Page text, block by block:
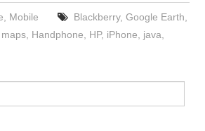
Mobile Blackberry, Google Earth
Handphone HP, iPhone java